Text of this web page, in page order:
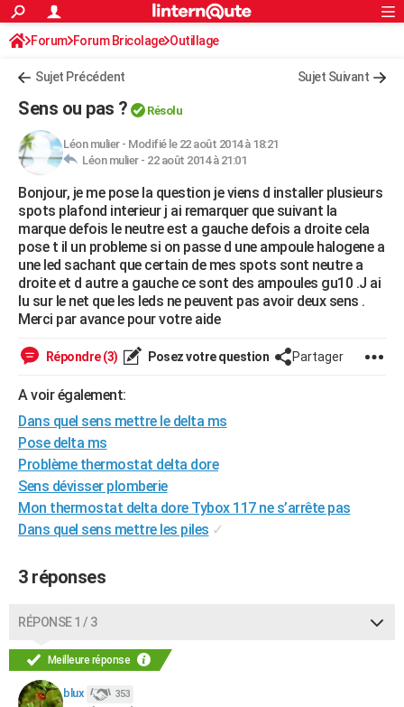
ACTUALITÉS
Politique
Société
Faits Divers
Education
Monde
Villes
+
FINANCE
Retraite
Impôts
Epargne
Immobilier
Risques naturels par ville
Banque
Assurance
Crédit
AUTO
Essais
Réserver un essai
Citadines
Berlines
SUV
Forum auto
+HIGH-TECH
Mobiles
Meilleur smartphone
Internet
Ordinateurs
Jeux vidéo
Guide high-tech
+BRICOLAGE
Forum
Aménagement intérieur
Extérieur
Cuisine
Salle de bains
Jardinage
Rangement
WEEK-END
Guides de France
Escapades
Patrimoine
Expositions
Musées
Week-end nature
+LIFESTYLE
Art de vivre
Bien-être
Loisirs
Mode
Modes de vie
SANTE
VOYAGE
Destinations
City break
Voyage nature
Voyage de noces
Forum
Climat
PHOTO
GUIDES D'ACHAT
BONS PLANS
CARTE DE VOEUX
Carte de Noël
Carte Bonne année
Carte Saint-Valentin
Carte Pâques
Carte d'anniversaire
DICTIONNAIRE
S'inscrire
Se connecter
Lycées
Collèges
Primaires
Universités
Entreprises
Service militaire
Avis de recherche
AVIS DE DÉCÈS
S'inscrire
Connexion
Forum Forum Bricolage Outillage
Sujet Précédent Sujet Suivant
Sens ou pas ? Résolu
Léon mulier- Modifié le 22 août 2014 à 18:21
Léon mulier - 22 août 2014 à 21:01
Bonjour, je me pose la question je viens d installer plusieurs
spots plafond interieur j ai remarquer que suivant la
marque defois le neutre est a gauche defois a droite cela
pose t il un probleme si on passe d une ampoule halogene a
une led sachant que certain de mes spots sont neutre a
droite et d autre a gauche ce sont des ampoules gu10 .J ai
lu sur le net que les leds ne peuvent pas avoir deux sens .
Merci par avance pour votre aide
Répondre (3) Posez votre question Partager
A voir également:
Dans quel sens mettre le delta ms
Pose delta ms
Problème thermostat delta dore
Sens dévisser plomberie
Mon thermostat delta dore Tybox 117 ne s’arrête pas
Dans quel sens mettre les piles ✓
3 réponses
RÉPONSE 1 / 3
Meilleure réponse
blux 353